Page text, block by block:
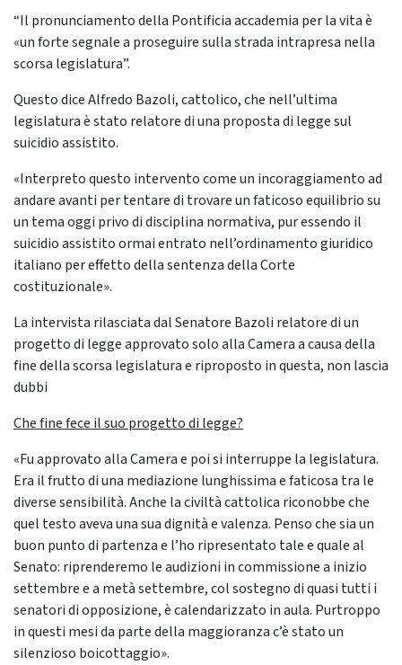
“Il pronunciamento della Pontificia accademia per la vita è
«un forte segnale a proseguire sulla strada intrapresa nella
scorsa legislatura”.
Questo dice Alfredo Bazoli, cattolico, che nell’ultima
legislatura è stato relatore di una proposta di legge sul
suicidio assistito.
«Interpreto questo intervento come un incoraggiamento ad
andare avanti per tentare di trovare un faticoso equilibrio su
un tema oggi privo di disciplina normativa, pur essendo il
suicidio assistito ormai entrato nell’ordinamento giuridico
italiano per effetto della sentenza della Corte
costituzionale».
La intervista rilasciata dal Senatore Bazoli relatore di un
progetto di legge approvato solo alla Camera a causa della
fine della scorsa legislatura e riproposto in questa, non lascia
dubbi
Che fine fece il suo progetto di legge?
«Fu approvato alla Camera e poi si interruppe la legislatura.
Era il frutto di una mediazione lunghissima e faticosa tra le
diverse sensibilità. Anche la civiltà cattolica riconobbe che
quel testo aveva una sua dignità e valenza. Penso che sia un
buon punto di partenza e l’ho ripresentato tale e quale al
Senato: riprenderemo le audizioni in commissione a inizio
settembre e a metà settembre, col sostegno di quasi tutti i
senatori di opposizione, è calendarizzato in aula. Purtroppo
in questi mesi da parte della maggioranza c’è stato un
silenzioso boicottaggio».